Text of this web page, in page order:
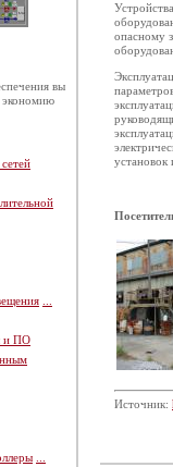
вы
экономию
и ПО
опасному
установок
Источник: